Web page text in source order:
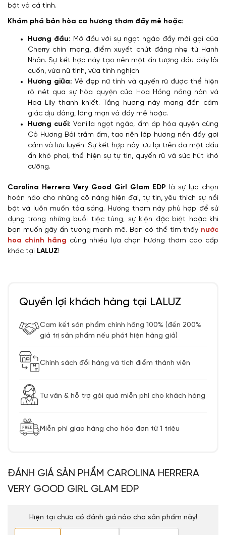
bật và cá tính.
Khám phá bản hòa ca hương thơm đầy mê hoặc:
Hương đầu: Mở đầu với sự ngọt ngào đầy mời gọi của
Cherry chín mọng, điểm xuyết chút đắng nhẹ từ Hạnh
Nhân. Sự kết hợp này tạo nên một ấn tượng đầu đầy lôi
cuốn, vừa nữ tính, vừa tinh nghịch.
Hương giữa: Vẻ đẹp nữ tính và quyến rũ được thể hiện
rõ nét qua sự hòa quyện của Hoa Hồng nồng nàn và
Hoa Lily thanh khiết. Tầng hương này mang đến cảm
giác dịu dàng, lãng mạn và đầy mê hoặc.
Hương cuối: Vanilla ngọt ngào, ấm áp hòa quyện cùng
Cỏ Hương Bài trầm ấm, tạo nên lớp hương nền đầy gợi
cảm và lưu luyến. Sự kết hợp này lưu lại trên da một dấu
ấn khó phai, thể hiện sự tự tin, quyến rũ và sức hút khó
cưỡng.
Carolina Herrera Very Good Girl Glam EDP là sự lựa chọn
hoàn hảo cho những cô nàng hiện đại, tự tin, yêu thích sự nổi
bật và luôn muốn tỏa sáng. Hương thơm này phù hợp để sử
dụng trong những buổi tiệc tùng, sự kiện đặc biệt hoặc khi
bạn muốn gây ấn tượng mạnh mẽ. Bạn có thể tìm thấy nước
hoa chính hãng cùng nhiều lựa chọn hương thơm cao cấp
khác tại LALUZ!
Quyền lợi khách hàng tại LALUZ
Cam kết sản phẩm chính hãng 100% (đền 200%
giá trị sản phẩm nếu phát hiện hàng giả)
Chính sách đổi hàng và tích điểm thành viên
Tư vấn & hỗ trợ gói quà miễn phí cho khách hàng
Miễn phí giao hàng cho hóa đơn từ 1 triệu
ĐÁNH GIÁ SẢN PHẨM CAROLINA HERRERA
VERY GOOD GIRL GLAM EDP
Hiện tại chưa có đánh giá nào cho sản phẩm này!